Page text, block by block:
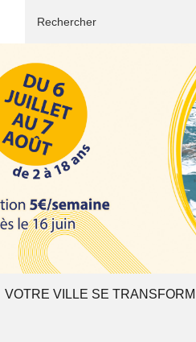
VOTRE VILLE SE